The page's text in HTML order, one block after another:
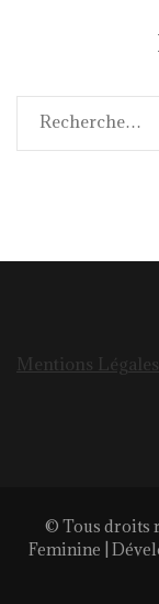
Rechercher :
Mentions Légales
© Tous droits
Feminine |